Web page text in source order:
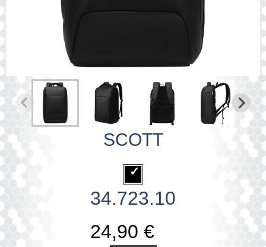
SCOTT
34.723.10
24,90 €